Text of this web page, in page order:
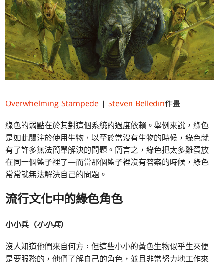
Overwhelming Stampede |Steven Belledin作畫
綠色的弱點在於其對這個系統的過度依賴。舉例來說，綠色
是如此關注於使用生物，以至於當沒有生物的時候，綠色就
有了許多無法簡單解決的問題。簡言之，綠色把太多雞蛋放
在同一個籃子裡了—而當那個籃子裡沒有答案的時候，綠色
常常就無法解決自己的問題。
流行文化中的綠色角色
小小兵（小小兵）
沒人知道他們來自何方，但這些小小的黃色生物似乎生來便
是要服務的，他們了解自己的角色，並且非常努力地工作來